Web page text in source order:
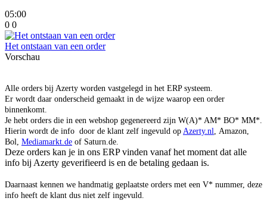
05:00
0 0
Het ontstaan van een order
Vorschau
Alle orders bij Azerty worden vastgelegd in het ERP systeem.
Er wordt daar onderscheid gemaakt in de wijze waarop een order
binnenkomt.
Je hebt orders die in een webshop gegenereerd zijn W(A)* AM* BO* MM*.
Hierin wordt de info door de klant zelf ingevuld op Azerty.nl, Amazon,
Bol, Mediamarkt.de of Saturn.de.
Deze orders kan je in ons ERP vinden vanaf het moment dat alle
info bij Azerty geverifieerd is en de betaling gedaan is.
Daarnaast kennen we handmatig geplaatste orders met een V* nummer, deze
info heeft de klant dus niet zelf ingevuld.